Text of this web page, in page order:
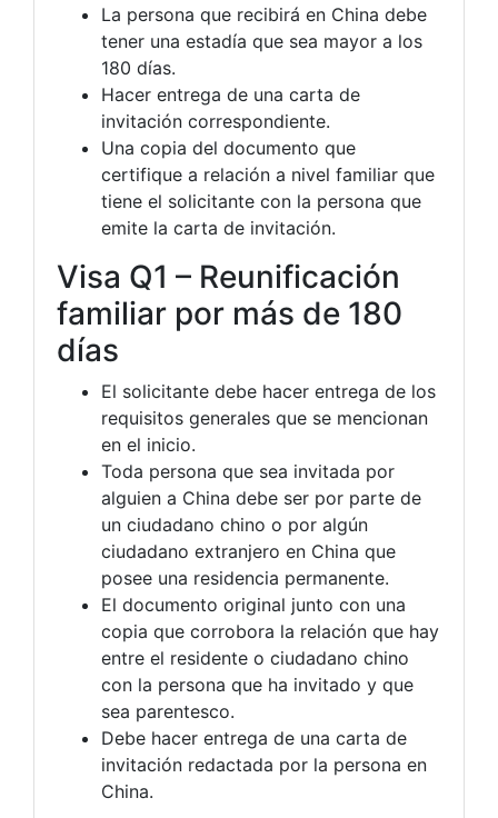
La persona que recibirá en China debe
tener una estadía que sea mayor a los
180 días.
Hacer entrega de una carta de
invitación correspondiente.
Una copia del documento que
certifique a relación a nivel familiar que
tiene el solicitante con la persona que
emite la carta de invitación.
Visa Q1 – Reunificación
familiar por más de 180
días
El solicitante debe hacer entrega de los
requisitos generales que se mencionan
en el inicio.
Toda persona que sea invitada por
alguien a China debe ser por parte de
un ciudadano chino o por algún
ciudadano extranjero en China que
posee una residencia permanente.
El documento original junto con una
copia que corrobora la relación que hay
entre el residente o ciudadano chino
con la persona que ha invitado y que
sea parentesco.
Debe hacer entrega de una carta de
invitación redactada por la persona en
China.